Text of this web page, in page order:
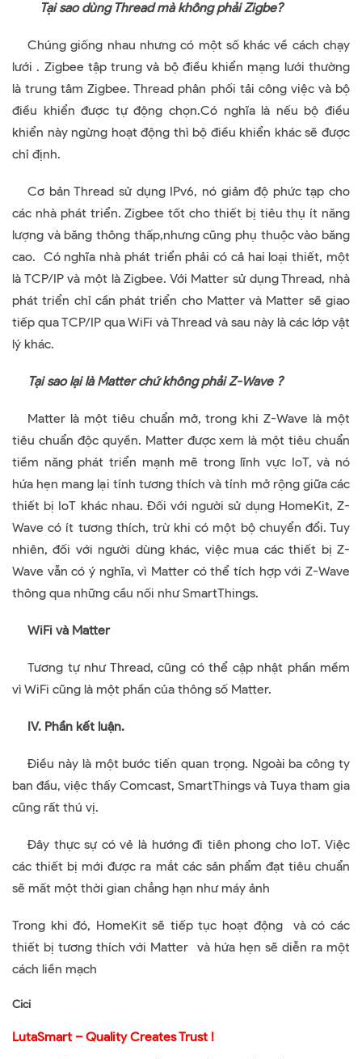
Tại sao dùng Thread mà không phải Zigbe?
Chúng giống nhau nhưng có một số khác về cách chạy
lưới . Zigbee tập trung và bộ điều khiển mạng lưới thường
là trung tâm Zigbee. Thread phân phối tải công việc và bộ
điều khiển được tự động chọn.Có nghĩa là nếu bộ điều
khiển này ngừng hoạt động thì bộ điều khiển khác sẽ được
chỉ định.
Cơ bản Thread sử dụng IPv6, nó giảm độ phức tạp cho
các nhà phát triển. Zigbee tốt cho thiết bị tiêu thụ ít năng
lượng và băng thông thấp,nhưng cũng phụ thuộc vào băng
cao. Có nghĩa nhà phát triển phải có cả hai loại thiết, một
là TCP/IP và một là Zigbee. Với Matter sử dụng Thread, nhà
phát triển chỉ cần phát triển cho Matter và Matter sẽ giao
tiếp qua TCP/IP qua WiFi và Thread và sau này là các lớp vật
lý khác.
Tại sao lại là Matter chứ không phải Z-Wave ?
Matter là một tiêu chuẩn mở, trong khi Z-Wave là một
tiêu chuẩn độc quyền. Matter được xem là một tiêu chuẩn
tiềm năng phát triển mạnh mẽ trong lĩnh vực IoT, và nó
hứa hẹn mang lại tính tương thích và tính mở rộng giữa các
thiết bị IoT khác nhau. Đối với người sử dụng HomeKit, Z-
Wave có ít tương thích, trừ khi có một bộ chuyển đổi. Tuy
nhiên, đối với người dùng khác, việc mua các thiết bị Z-
Wave vẫn có ý nghĩa, vì Matter có thể tích hợp với Z-Wave
thông qua những cầu nối như SmartThings.
WiFi và Matter
Tương tự như Thread, cũng có thể cập nhật phần mềm
vì WiFi cũng là một phần của thông số Matter.
IV. Phần kết luận.
Điều này là một bước tiến quan trọng. Ngoài ba công ty
ban đầu, việc thấy Comcast, SmartThings và Tuya tham gia
cũng rất thú vị.
Đây thực sự có vẻ là hướng đi tiên phong cho IoT. Việc
các thiết bị mới được ra mắt các sản phẩm đạt tiêu chuẩn
sẽ mất một thời gian chẳng hạn như máy ảnh
Trong khi đó, HomeKit sẽ tiếp tục hoạt động và có các
thiết bị tương thích với Matter và hứa hẹn sẽ diễn ra một
cách liền mạch
Cici
LutaSmart – Quality Creates Trust !